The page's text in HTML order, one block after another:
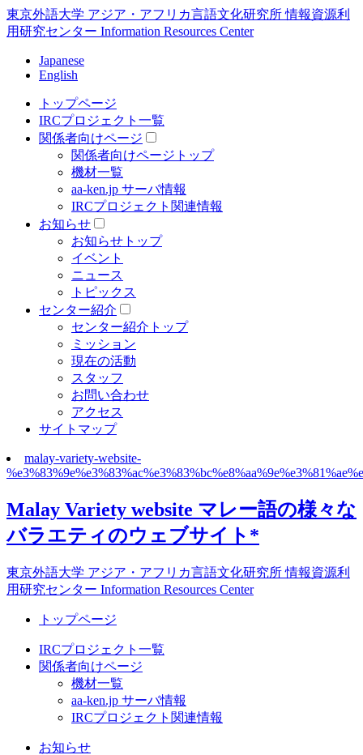
東京外語大学 アジア・アフリカ言語文化研究所 情報資源利
用研究センター Information Resources Center
Japanese
English
トップページ
IRCプロジェクト一覧
関係者向けページ
関係者向けページトップ
機材一覧
aa-ken.jp サーバ情報
IRCプロジェクト関連情報
お知らせ
お知らせトップ
イベント
ニュース
トピックス
センター紹介
センター紹介トップ
ミッション
現在の活動
スタッフ
お問い合わせ
アクセス
サイトマップ
malay-variety-website-
Malay Variety website マレー語の様々な
バラエティのウェブサイト*
東京外語大学 アジア・アフリカ言語文化研究所 情報資源利
用研究センター Information Resources Center
トップページ
IRCプロジェクト一覧
関係者向けページ
機材一覧
aa-ken.jp サーバ情報
IRCプロジェクト関連情報
お知らせ